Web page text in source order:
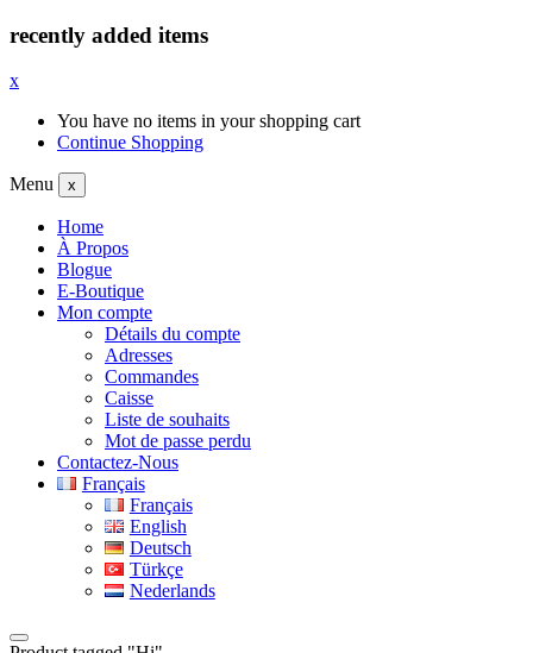
recently added items
x
You have no items in your shopping cart
Continue Shopping
Menu x
Home
À Propos
Blogue
E-Boutique
Mon compte
Détails du compte
Adresses
Commandes
Caisse
Liste de souhaits
Mot de passe perdu
Contactez-Nous
Français
Français
English
Deutsch
Türkçe
Nederlands